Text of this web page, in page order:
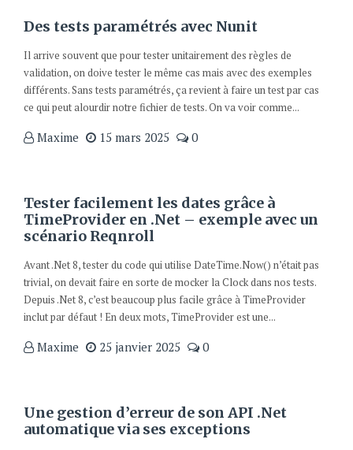
Des tests paramétrés avec Nunit
Il arrive souvent que pour tester unitairement des règles de
validation, on doive tester le même cas mais avec des exemples
différents. Sans tests paramétrés, ça revient à faire un test par cas
ce qui peut alourdir notre fichier de tests. On va voir comme...
Maxime 15 mars 2025 0
Tester facilement les dates grâce à
TimeProvider en .Net – exemple avec un
scénario Reqnroll
Avant .Net 8, tester du code qui utilise DateTime.Now() n’était pas
trivial, on devait faire en sorte de mocker la Clock dans nos tests.
Depuis .Net 8, c’est beaucoup plus facile grâce à TimeProvider
inclut par défaut ! En deux mots, TimeProvider est une...
Maxime 25 janvier 2025 0
Une gestion d’erreur de son API .Net
automatique via ses exceptions